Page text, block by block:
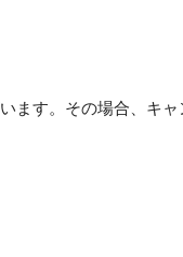
ます。その場合、キャ